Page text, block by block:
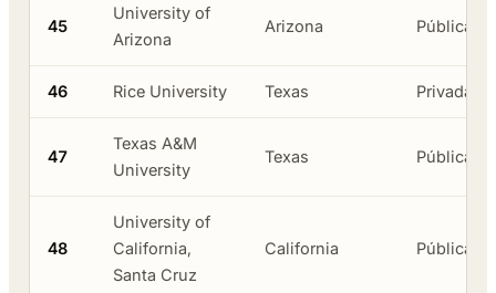
45
University of
Arizona
Arizona Pública
46 Rice University Texas Privada
47
Texas A&M
University
Texas Pública
48
University of
California,
Santa Cruz
California Pública